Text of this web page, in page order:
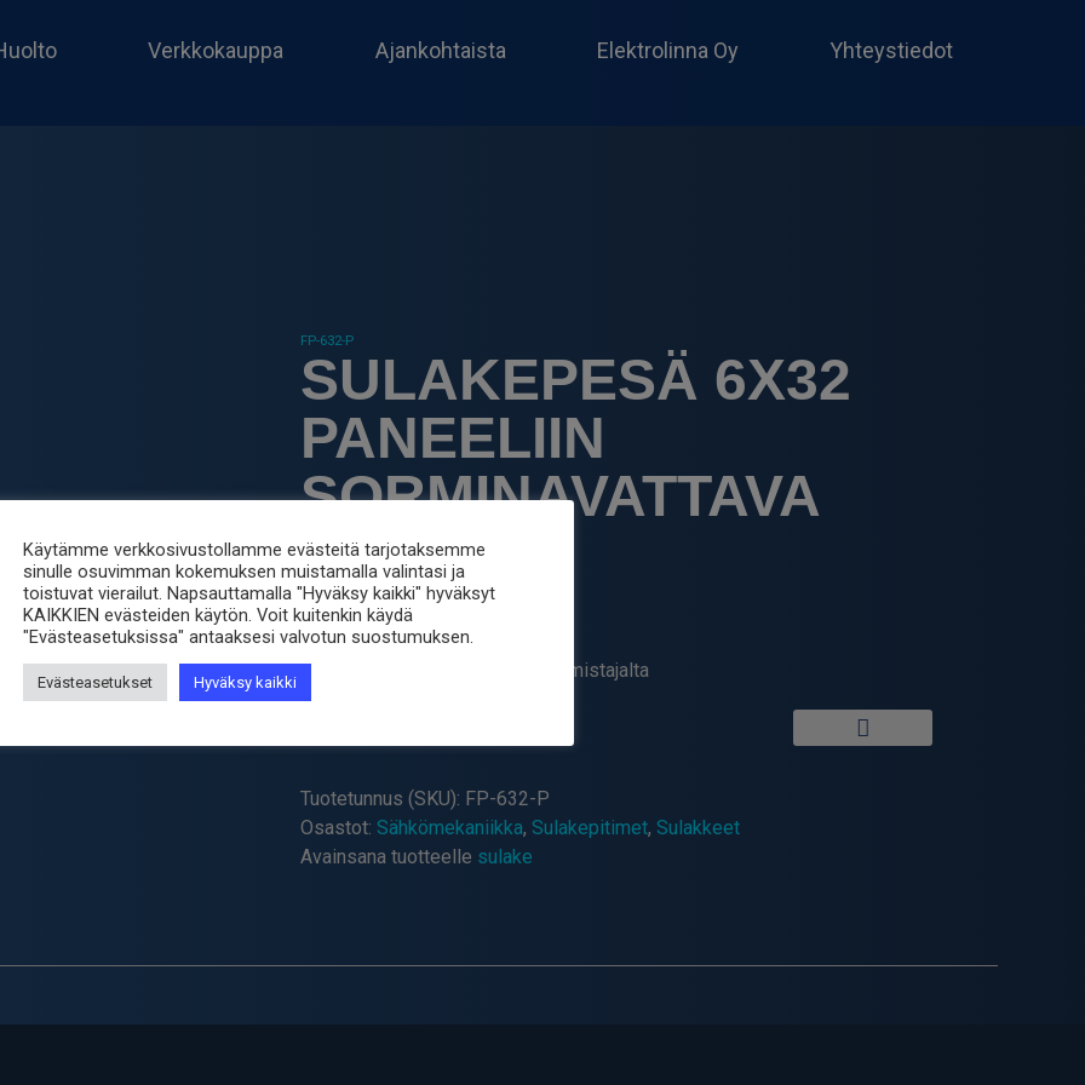
Verkkokauppa Ajankohtaista Elektrolinna Oy Yhteystiedot
FP-632-P
SULAKEPESÄ 6X32
PANEELIIN
SORMINAVATTAVA
€4.00 sis. ALV25.5%
Toimitus 2-4 arkipäivää valmistajalta
6X32
SORMINAVATTAVA
määrä
Tuotetunnus (SKU): FP-632-P
Osastot: Sähkömekaniikka, Sulakepitimet, Sulakkeet
Avainsana tuotteelle sulake
Käytämme verkkosivustollamme evästeitä tarjotaksemme
sinulle osuvimman kokemuksen muistamalla valintasi ja
toistuvat vierailut. Napsauttamalla "Hyväksy kaikki" hyväksyt
KAIKKIEN evästeiden käytön. Voit kuitenkin käydä
"Evästeasetuksissa" antaaksesi valvotun suostumuksen.
Evästeasetukset Hyväksy kaikki